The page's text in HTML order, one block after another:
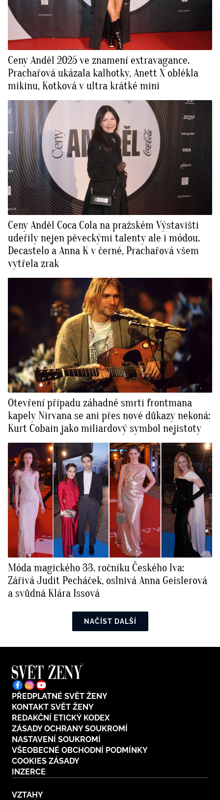
Ceny Anděl 2025 ve znamení extravagance.
Prachařová ukázala kalhotky, Anett X oblékla
mikinu, Kotková v ultra krátké mini
Ceny Anděl Coca Cola na pražském Výstavišti
udeřily nejen pěveckými talenty ale i módou.
Decastelo a Anna K v černé, Prachařová všem
vytřela zrak
Otevření případu záhadné smrti frontmana
kapely Nirvana se ani přes nové důkazy nekoná:
Kurt Cobain jako miliardový symbol nejistoty
Móda magického 33. ročníku Českého lva:
Zářivá Judit Pecháček, oslnivá Anna Geislerová
a svůdná Klára Issová
NAČÍST DALŠÍ
PŘEDPLATNÉ SVĚT ŽENY
KONTAKT SVĚT ŽENY
REDAKČNÍ ETICKÝ KODEX
ZÁSADY OCHRANY SOUKROMÍ
NASTAVENÍ SOUKROMÍ
VŠEOBECNÉ OBCHODNÍ PODMÍNKY
COOKIES ZÁSADY
INZERCE
VZTAHY